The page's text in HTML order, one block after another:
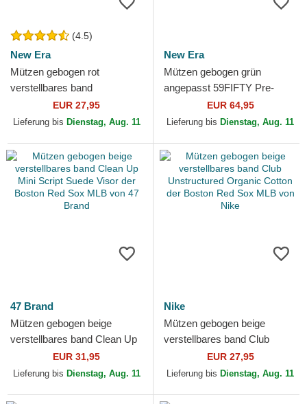
(4.5)
New Era
Mützen gebogen rot
verstellbares band
9TWENTY Core Classic der
Boston Red Sox MLB von
EUR 27,95
Lieferung bis Dienstag, Aug. 11
New Era
Mützen gebogen grün
angepasst 59FIFTY Pre-
Curved American
Herringbone der Boston Red
EUR 64,95
Lieferung bis Dienstag, Aug. 11
47 Brand
Mützen gebogen beige
verstellbares band Clean Up
Mini Script Suede Visor der
Boston Red Sox MLB...
EUR 31,95
Lieferung bis Dienstag, Aug. 11
Nike
Mützen gebogen beige
verstellbares band Club
Unstructured Organic Cotton
der Boston Red Sox MLB...
EUR 27,95
Lieferung bis Dienstag, Aug. 11